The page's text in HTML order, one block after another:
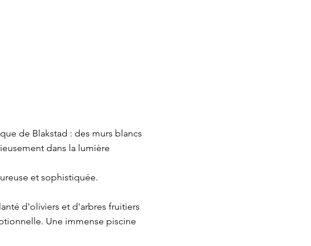
de Blakstad : des murs blancs
dans la lumière
et sophistiquée.
d'oliviers et d'arbres fruitiers
Une immense piscine